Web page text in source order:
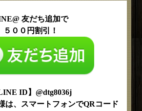
友だち追加で
５００円割引！
ID】@dtg8036j
は、スマートフォンでQRコード